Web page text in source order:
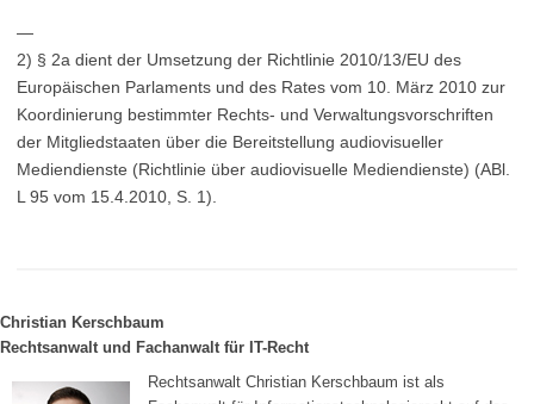
—
2) § 2a dient der Umsetzung der Richtlinie 2010/13/EU des
Europäischen Parlaments und des Rates vom 10. März 2010 zur
Koordinierung bestimmter Rechts- und Verwaltungsvorschriften
der Mitgliedstaaten über die Bereitstellung audiovisueller
Mediendienste (Richtlinie über audiovisuelle Mediendienste) (ABl.
L 95 vom 15.4.2010, S. 1).
Christian Kerschbaum
Rechtsanwalt und Fachanwalt für IT-Recht
Rechtsanwalt Christian Kerschbaum ist als